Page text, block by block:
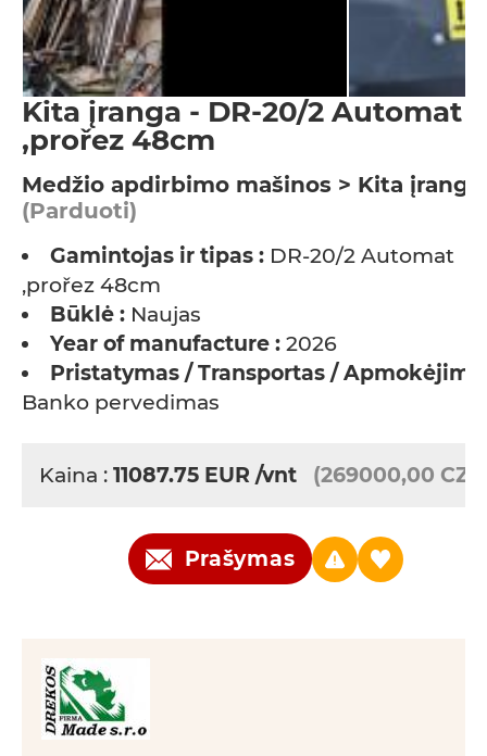
Kita įranga - DR-20/2 Automat
,prořez 48cm
Medžio apdirbimo mašinos > Kita įranga
(Parduoti)
Gamintojas ir tipas : DR-20/2 Automat
,prořez 48cm
Būklė : Naujas
Year of manufacture : 2026
Pristatymas / Transportas /
Banko pervedimas
Kaina : 11087.75 EUR /vnt (269000,00
Prašymas